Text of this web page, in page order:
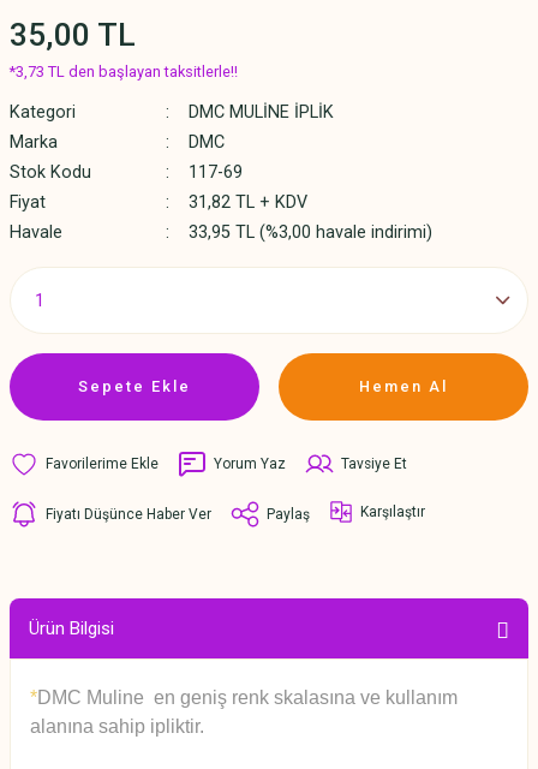
35,00 TL
*3,73 TL den başlayan taksitlerle!!
Kategori
DMC MULİNE İPLİK
Marka
DMC
Stok Kodu
117-69
Fiyat
31,82 TL + KDV
Havale
33,95 TL (%3,00 havale indirimi)
Sepete Ekle Hemen Al
Yorum Yaz Tavsiye Et
Fiyatı Düşünce Haber Ver Paylaş Karşılaştır
Ürün Bilgisi
*DMC Muline en geniş renk skalasına ve kullanım
alanına sahip ipliktir.